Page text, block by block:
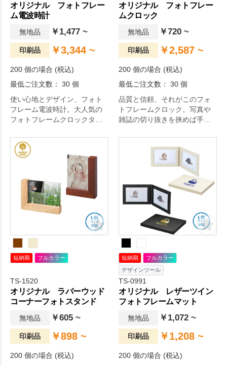
オリジナル フォトフレー
ム電波時計
無地品 ￥1,477 ~
印刷品 ￥3,344 ~
200 個の場合 (税込)
最低ご注文数： 30 個
使い心地とデザイン、フォト
フレーム電波時計。大人気の
フォトフレームクロックタイ
記念品のベストセラーアイテ
ムです。日々の生活をちょっ
ぴり豊かにするアイテムで
オリジナル フォトフレー
ムクロック
無地品 ￥720 ~
印刷品 ￥2,587 ~
200 個の場合 (税込)
最低ご注文数： 30 個
品質と信頼、それがこのフォ
トフレームクロック。写真や
雑誌の切り抜きを挟めば手軽
カードサイズ対応です。日々
の生活をちょっぴり豊かにす
るアイテムです。
短納期 フルカラー
TS-1520
オリジナル ラバーウッド
コーナーフォトスタンド
無地品 ￥605 ~
印刷品 ￥898 ~
200 個の場合 (税込)
短納期
フルカラー
デザインツール
TS-0991
オリジナル レザーツイン
フォトフレームマット
無地品 ￥1,072 ~
印刷品 ￥1,208 ~
200 個の場合 (税込)